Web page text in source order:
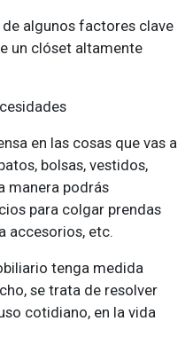
algunos factores clave
un clóset altamente
en las cosas que vas a
bolsas, vestidos,
manera podrás
para colgar prendas
accesorios, etc.
tenga medida
se trata de resolver
cotidiano, en la vida